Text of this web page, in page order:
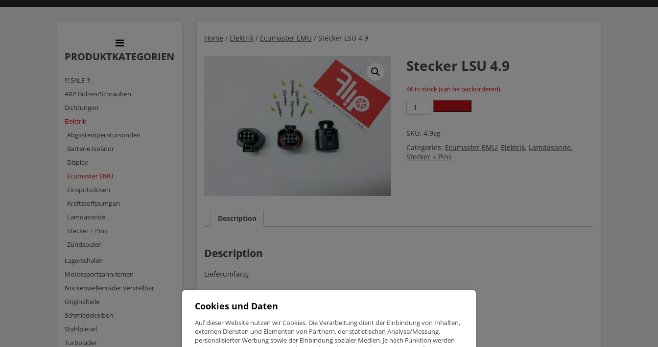
PRODUKTKATEGORIEN
!!! SALE !!!
ARP Bolzen/Schrauben
Dichtungen
Elektrik
Abgastemperatursonden
Batterie Isolator
Display
Ecumaster EMU
Einspritzdüsen
Kraftstoffpumpen
Lamdasonde
Stecker + Pins
Zündspulen
Lagerschalen
Motorsportzahnriemen
Nockenwellenräder Verstellbar
Originalteile
Schmiedekolben
Stahlpleuel
Turbolader
Home / Elektrik / Ecumaster EMU / Stecker LSU 4.9
Stecker LSU 4.9
46 in stock (can be backordered)
Stecker
LSU
quantity
Anfragen
SKU:4.9sg
Categories: Ecumaster EMU, Elektrik, Lamdasonde,
Stecker + Pins
Description
Description
Lieferumfang:
1x Steckergehäuse für LSU 4.9
6x Pins inkl Dichtungen
Cookies und Daten
Auf dieser Website nutzen wir Cookies. Die Verarbeitung dient der Einbindung von Inhalten,
externen Diensten und Elementen von Partnern, der statistischen Analyse/Messung,
personalisierter Werbung sowie der Einbindung sozialer Medien. Je nach Funktion werden